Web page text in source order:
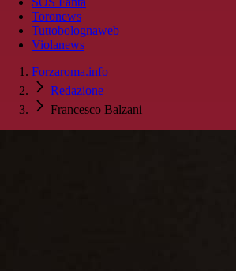
Toronews
Tuttobolognaweb
Violanews
Forzaroma.info
Redazione
Francesco Balzani